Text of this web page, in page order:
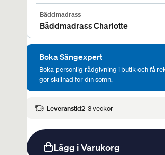
Bäddmadrass
Bäddmadrass Charlotte
Boka Sängexpert
Boka personlig rådgivning i butik och få
gör skillnad för din sömn.
Leveranstid2-3 veckor
Lägg i Varukorg